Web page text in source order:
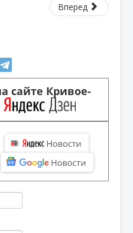
Вперед
сайте Кривое-